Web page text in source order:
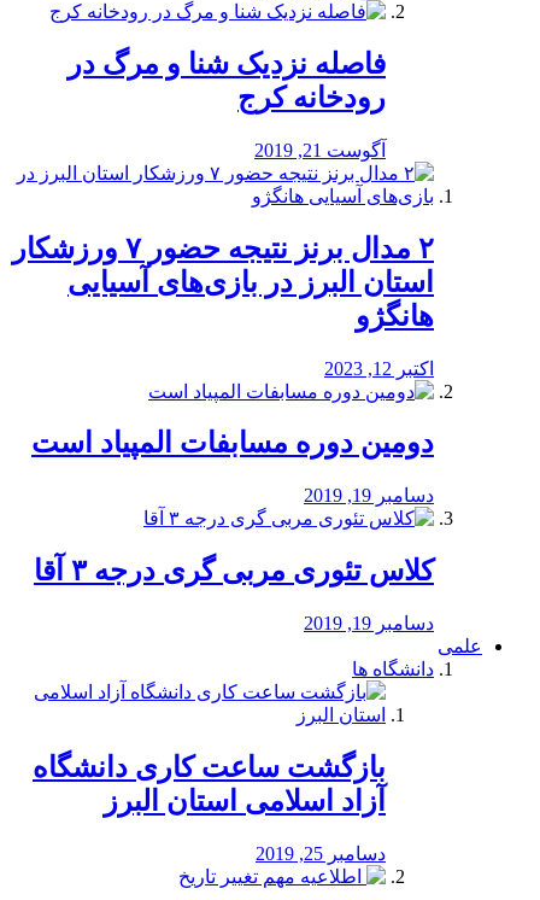
️فاصله نزدیک شنا و مرگ در
رودخانه کرج
آگوست 21, 2019
۲ مدال برنز نتیجه حضور ۷ ورزشکار
استان البرز در بازی‌های آسیایی
هانگژو
اکتبر 12, 2023
دومین دوره مسابفات المپیاد است
دسامبر 19, 2019
کلاس تئوری مربی گری درجه ۳ آقا
دسامبر 19, 2019
علمی
دانشگاه ها
بازگشت ساعت کاری دانشگاه
آزاد اسلامی استان البرز
دسامبر 25, 2019